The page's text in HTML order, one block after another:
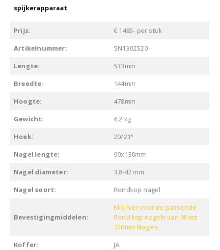
spijkerapparaat
Prijs:
€ 1485- per stuk
Artikelnummer:
SN1302S20
Lengte:
533mm
Breedte:
144mm
Hoogte:
478mm
Gewicht:
6,2 kg
Hoek:
20/21°
Nagel lengte:
90x130mm
Nagel diameter:
3,8-42 mm
Nagel soort:
Rondkop nagel
Bevestigingmiddelen:
Klik hier voor de passende
Rond kop nagels van 90 tot
130mm Nagels
Koffer:
JA